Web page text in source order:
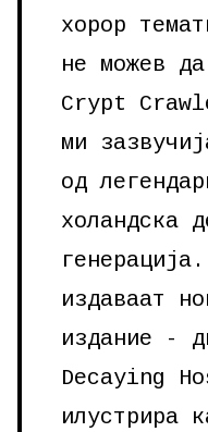
хорор
не можев
Crypt
ми
од
холандска
издаваат
издание -
Decaying
илустрира